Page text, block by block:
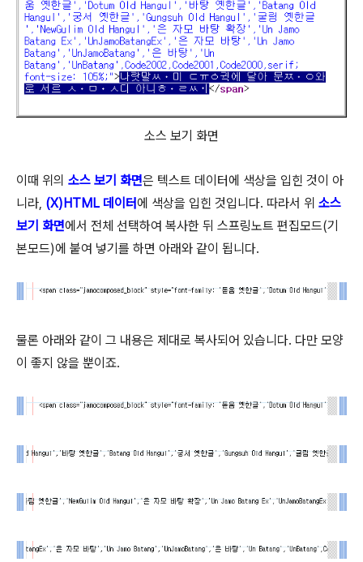
소스 보기 화면
이때 위의 소스 보기 화면은 텍스트 데이터에 색상을 입힌 것이 아
니라, (X)HTML 데이터에 색상을 입힌 것입니다. 따라서 위 소스
보기 화면에서 전체 선택하여 복사한 뒤 스프링노트 편집모드(기
본모드)에 붙여 넣기를 하면 아래와 같이 됩니다.
물론 아래와 같이 그 내용은 제대로 복사되어 있습니다. 다만 모양
이 좋지 않을 뿐이죠.